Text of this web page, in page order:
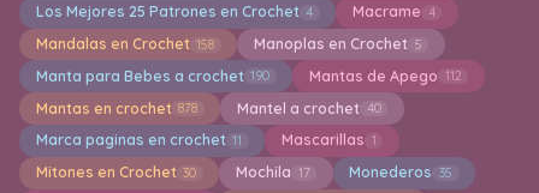
Los Mejores 25 Patrones en Crochet 4 Macrame 4
Mandalas en Crochet 158 Manoplas en Crochet 5
Manta para Bebes a crochet 190 Mantas de Apego 112
Mantas en crochet 878 Mantel a crochet 40
Marca paginas en crochet 11 Mascarillas 1
Mitones en Crochet 30 Mochila 17 Monederos 35